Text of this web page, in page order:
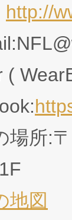
http://
(
場所:
地図